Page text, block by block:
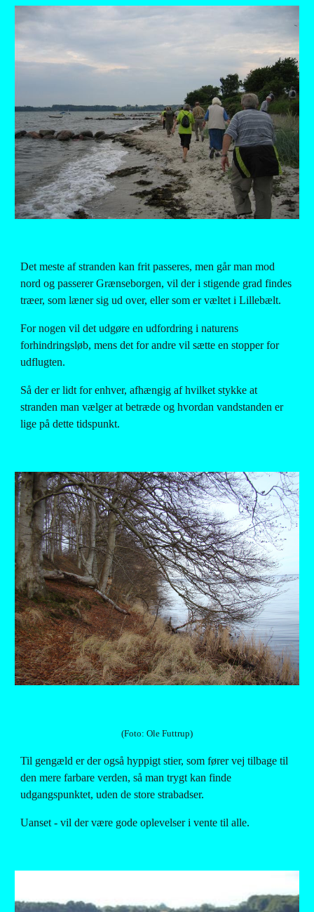
Det meste af stranden kan frit passeres, men går man mod
nord og passerer Grænseborgen, vil der i stigende grad findes
træer, som læner sig ud over, eller som er væltet i Lillebælt.
For nogen vil det udgøre en udfordring i naturens
forhindringsløb, mens det for andre vil sætte en stopper for
udflugten.
Så der er lidt for enhver, afhængig af hvilket stykke at
stranden man vælger at betræde og hvordan vandstanden er
lige på dette tidspunkt.
(Foto: Ole Futtrup)
Til gengæld er der også hyppigt stier, som fører vej tilbage til
den mere farbare verden, så man trygt kan finde
udgangspunktet, uden de store strabadser.
Uanset - vil der være gode oplevelser i vente til alle.